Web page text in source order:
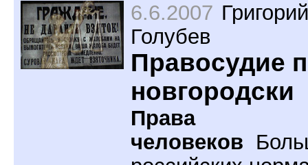
6.6.2007 Григорий
Голубев
Правосудие
новгородски
Права
человеков